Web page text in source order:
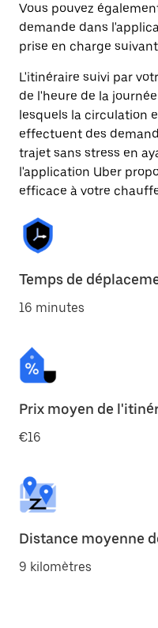
Vous pouvez
demande dans
prise en charge
L'itinéraire suivi par
de l'heure de la
lesquels la circulation
effectuent des
trajet sans stress en
l'application Uber
efficace à votre
Temps de
16 minutes
Prix moyen de
€16
Distance moyenne
9 kilomètres